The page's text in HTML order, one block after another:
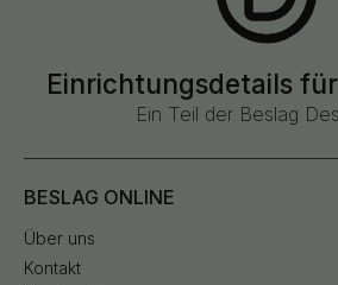
Einrichtungsdetails
Ein Teil der Beslag
BESLAG ONLINE
Über uns
Kontakt